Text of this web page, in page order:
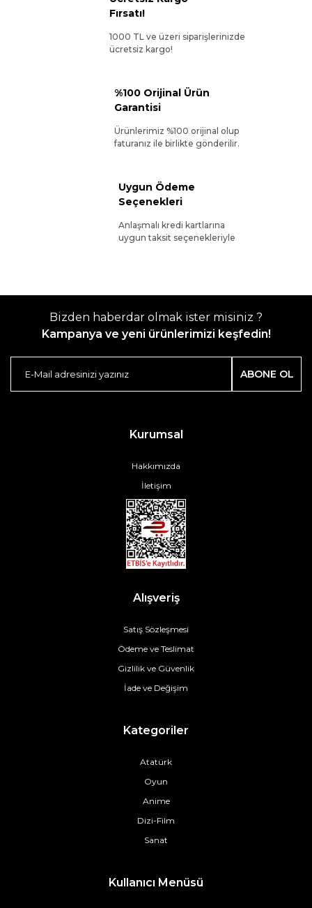
Fırsatı!
1000 TL ve üzeri siparişlerinizde
ücretsiz kargo!
%100 Orijinal Ürün
Garantisi
Ürünlerimiz %100 orijinal olup
faturanız ile birlikte gönderilir.
Uygun Ödeme
Seçenekleri
Anlaşmalı kredi kartlarına
uygun taksit seçenekleriyle
Bizden haberdar olmak ister misiniz ?
Kampanya ve yeni ürünlerimizi keşfedin!
ABONE OL
Kurumsal
Hakkımızda
İletişim
Alışveriş
Satış Sözleşmesi
Ödeme ve Teslimat
Gizlilik ve Güvenlik
İade ve Değişim
Kategoriler
Atatürk
Oyun
Anime
Dizi-Film
Sanat
Kullanıcı Menüsü